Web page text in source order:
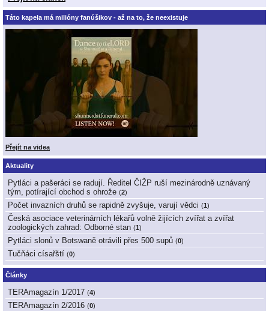
Táto kapela má milióny fanúšikov - až na to, že neexistuje
Přejít na videa
Aktuality
Pytláci a pašeráci se radují. Ředitel ČIŽP ruší mezinárodně uznávaný
tým, potírající obchod s ohrože (2)
Počet invazních druhů se rapidně zvyšuje, varují vědci (1 )
Česká asociace veterinárních lékařů volně žijících zvířat a zvířat
zoologických zahrad: Odborné stan (1 )
Pytláci slonů v Botswaně otrávili přes 500 supů (0)
Tučňáci císařští (0)
Články
TERAmagazín 1/2017 (4)
TERAmagazín 2/2016 (0)